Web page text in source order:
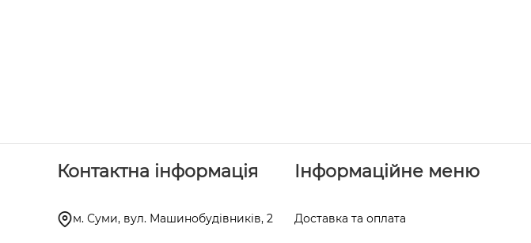
Контактна інформація
м. Суми, вул. Машинобудівників, 2
Інформаційне меню
Доставка та оплата